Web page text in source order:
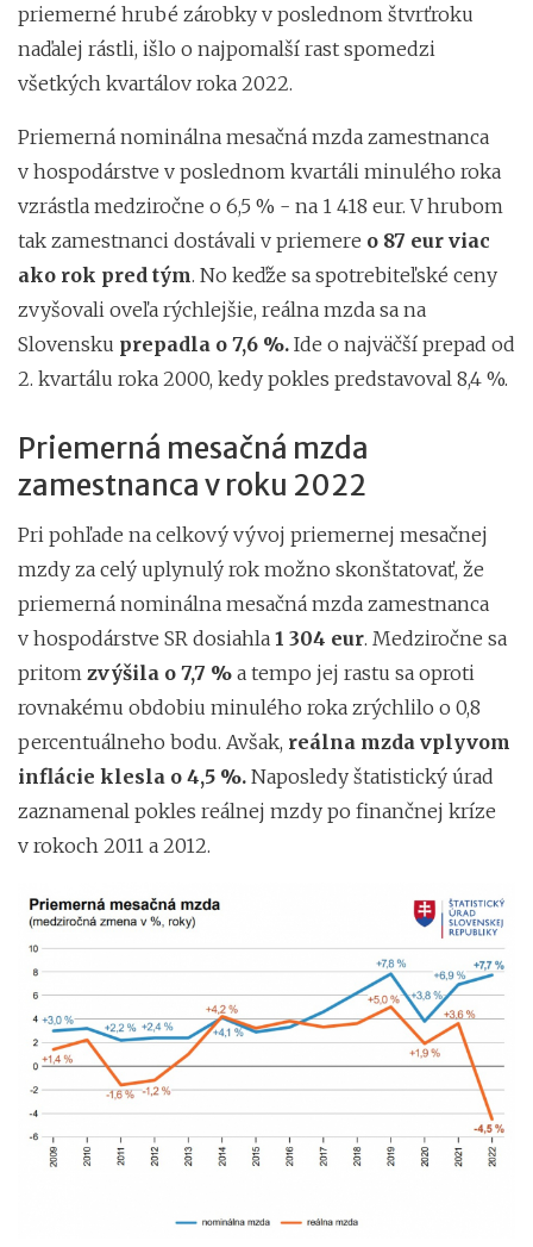
priemerné hrubé zárobky v poslednom štvrťroku
naďalej rástli, išlo o najpomalší rast spomedzi
všetkých kvartálov roka 2022.
Priemerná nominálna mesačná mzda zamestnanca
v hospodárstve v poslednom kvartáli minulého roka
vzrástla medziročne o 6,5 % - na 1 418 eur. V hrubom
tak zamestnanci dostávali v priemere o 87 eur viac
ako rok pred tým. No keďže sa spotrebiteľské ceny
zvyšovali oveľa rýchlejšie, reálna mzda sa na
Slovensku prepadla o 7,6 %. Ide o najväčší prepad od
2. kvartálu roka 2000, kedy pokles predstavoval 8,4 %.
Priemerná mesačná mzda
zamestnanca v roku 2022
Pri pohľade na celkový vývoj priemernej mesačnej
mzdy za celý uplynulý rok možno skonštatovať, že
priemerná nominálna mesačná mzda zamestnanca
v hospodárstve SR dosiahla 1 304 eur. Medziročne sa
pritom zvýšila o 7,7 % a tempo jej rastu sa oproti
rovnakému obdobiu minulého roka zrýchlilo o 0,8
percentuálneho bodu. Avšak, reálna mzda vplyvom
inflácie klesla o 4,5 %. Naposledy štatistický úrad
zaznamenal pokles reálnej mzdy po finančnej kríze
v rokoch 2011 a 2012.